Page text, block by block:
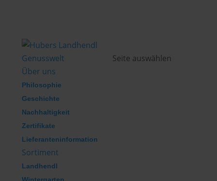
Genusswelt
Über uns
Philosophie
Geschichte
Nachhaltigkeit
Zertifikate
Lieferanteninformation
Sortiment
Landhendl
Seite auswählen